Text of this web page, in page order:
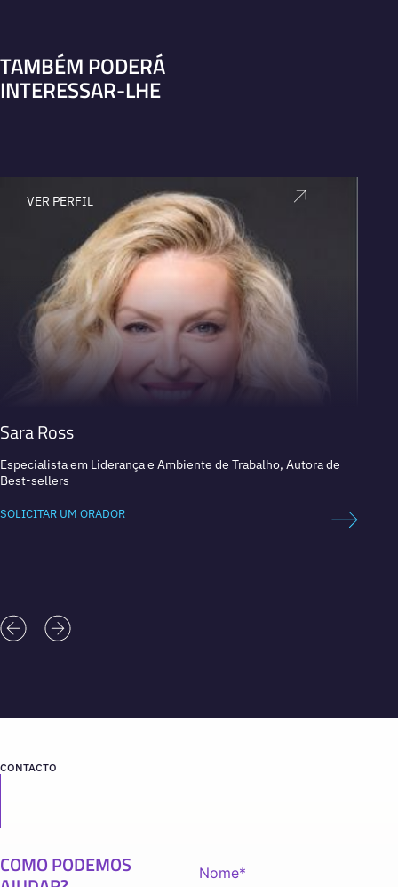
TAMBÉM PODERÁ
INTERESSAR-LHE
VER PERFIL
Sara Ross
Especialista em Liderança e Ambiente de Trabalho, Autora de
Best-sellers
SOLICITAR UM ORADOR
CONTACTO
COMO PODEMOS